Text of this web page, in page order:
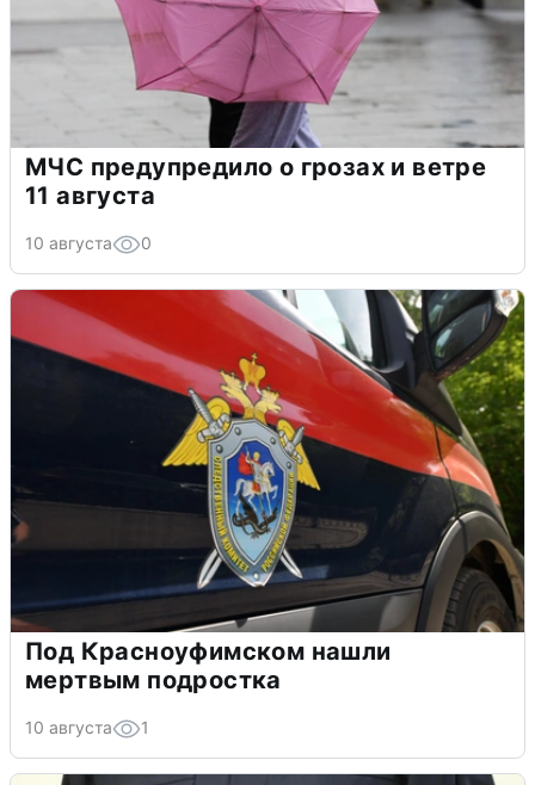
МЧС предупредило о грозах и ветре
11 августа
10 августа 0
Под Красноуфимском нашли
мертвым подростка
10 августа 1